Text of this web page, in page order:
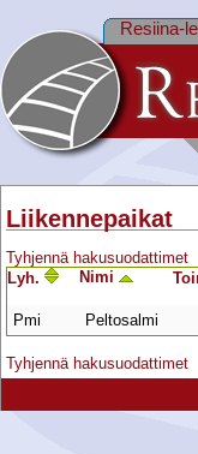
Resiina-
Liikennepaikat
Tyhjennä hakusuodattimet
Lyh.
Nimi
Pmi Peltosalmi
Tyhjennä hakusuodattimet